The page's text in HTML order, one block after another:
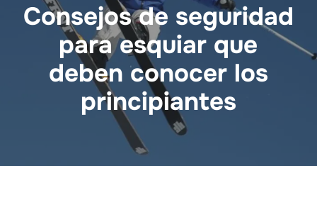
Consejos de seguridad
para esquiar que
deben conocer los
principiantes